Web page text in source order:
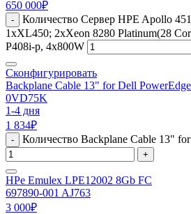
650 000₽
-
Количество Сервер HPE Apollo
1xXL450; 2xXeon 8280 Platinum(28
P408i-p, 4x800W
Сконфигурировать
Backplane Cable 13" for Dell
0VD75K
1-4 дня
1 834₽
- Количество Backplane Cable 13"
+
HPe Emulex LPE12002 8Gb FC
697890-001 AJ763
3 000₽